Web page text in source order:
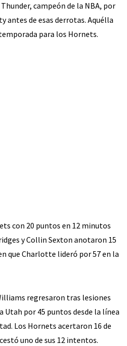
campeón de la NBA, por
antes de esas derrotas. Aquélla
para los Hornets.
con 20 puntos en 12 minutos
y Collin Sexton anotaron 15
que Charlotte lideró por 57 en la
regresaron tras lesiones
Utah por 45 puntos desde la línea
Los Hornets acertaron 16 de
uno de sus 12 intentos.